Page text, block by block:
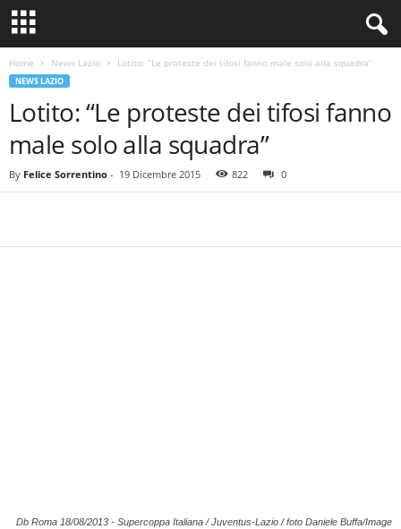
Home News Lazio Lotito: “Le proteste dei tifosi fanno male solo alla squadra”
NEWS LAZIO
Lotito: “Le proteste dei tifosi fanno
male solo alla squadra”
By Felice Sorrentino - 19 Dicembre 2015 822 0
Db Roma 18/08/2013 - Supercoppa Italiana / Juventus-Lazio / foto Daniele Buffa/Image